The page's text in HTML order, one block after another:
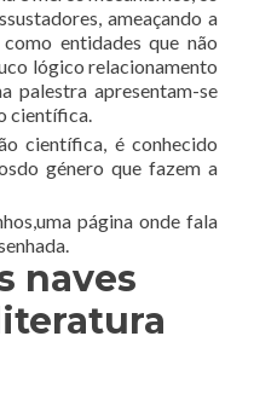
ameaçando a
entidades que não
lógico relacionamento
palestra apresentam-se
científica.
científica, é conhecido
género que fazem a
página onde fala
naves